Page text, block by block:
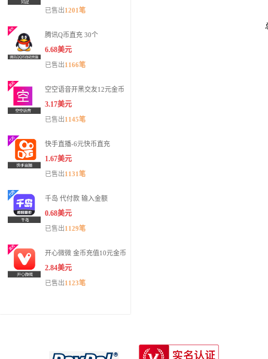
已售出1201笔
腾讯Q币直充 30个
6.68美元
已售出1166笔
空空语音开黑交友12元金币
3.17美元
已售出1145笔
快手直播-6元快币直充
1.67美元
已售出1131笔
千岛 代付款 输入金额
0.68美元
已售出1129笔
开心微微 金币充值10元金币
2.84美元
已售出1123笔